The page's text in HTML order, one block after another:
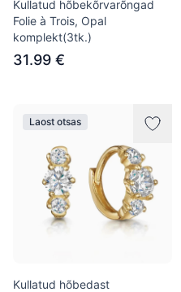
Kullatud hõbekõrvarõngad
Folie à Trois, Opal
komplekt(3tk.)
31.99 €
Laost otsas
Kullatud hõbedast